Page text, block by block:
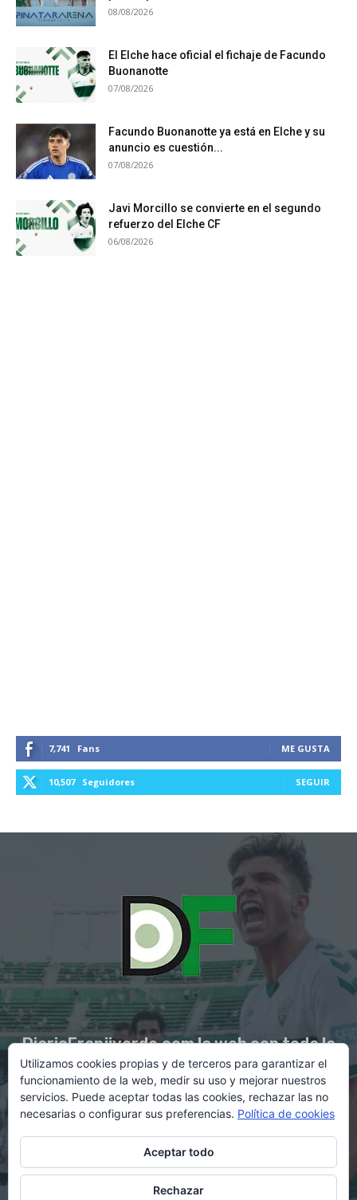
08/08/2026
El Elche hace oficial el fichaje de Facundo
Buonanotte
07/08/2026
Facundo Buonanotte ya está en Elche y su
anuncio es cuestión...
07/08/2026
Javi Morcillo se convierte en el segundo
refuerzo del Elche CF
06/08/2026
7,741 Fans ME GUSTA
10,507 Seguidores SEGUIR
DiarioFranjiverde.com la web con toda la
información del Elche C.F.
Contacto en:diario@franjiverde.com
Utilizamos cookies propias y de terceros para garantizar el
funcionamiento de la web, medir su uso y mejorar nuestros
servicios. Puede aceptar todas las cookies, rechazar las no
necesarias o configurar sus preferencias. Política de cookies
Aceptar todo
Rechazar